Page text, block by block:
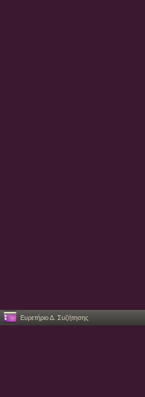
Ευρετήριο Δ. Συζήτησης